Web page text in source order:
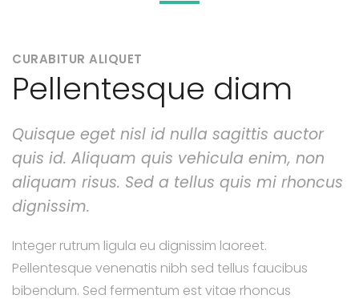
CURABITUR ALIQUET
Pellentesque diam
Quisque eget nisl id nulla sagittis auctor
quis id. Aliquam quis vehicula enim, non
aliquam risus. Sed a tellus quis mi rhoncus
dignissim.
Integer rutrum ligula eu dignissim laoreet.
Pellentesque venenatis nibh sed tellus faucibus
bibendum. Sed fermentum est vitae rhoncus